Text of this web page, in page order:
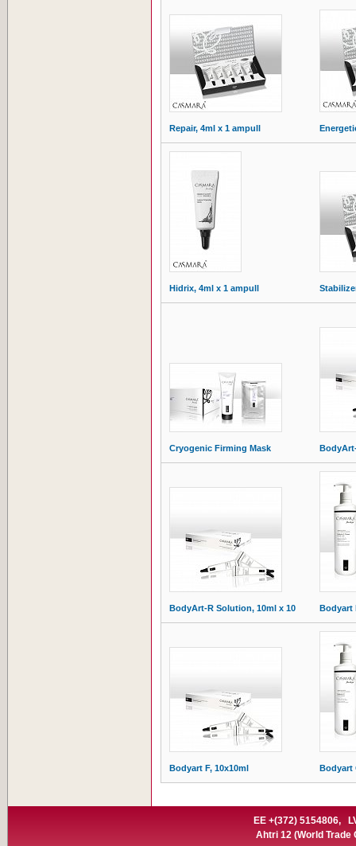
Repair, 4ml x 1 ampull
Hidrix, 4ml x 1 ampull
Cryogenic Firming Mask
BodyArt-R Solution, 10ml x 10 Bodyart
Bodyart F, 10x10ml Bodyart
EE +(372) 5154806,
Ahtri 12 (World Trade